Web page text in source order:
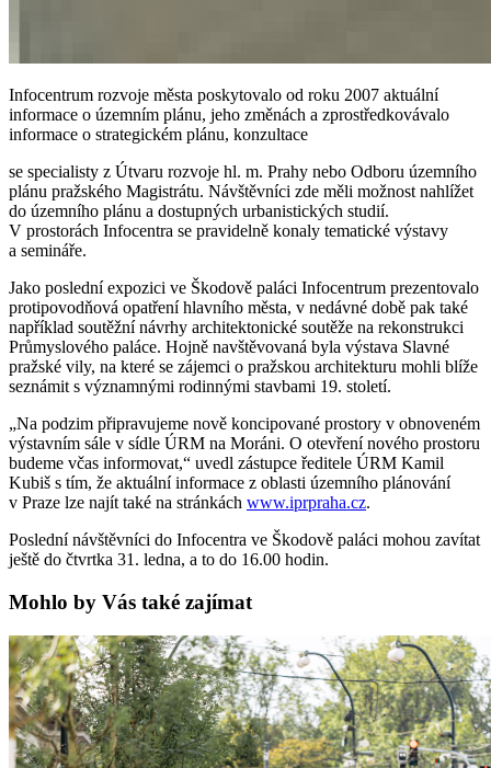
Infocentrum rozvoje města poskytovalo od roku 2007 aktuální
informace o územním plánu, jeho změnách a zprostředkovávalo
informace o strategickém plánu, konzultace
se specialisty z Útvaru rozvoje hl. m. Prahy nebo Odboru územního
plánu pražského Magistrátu. Návštěvníci zde měli možnost nahlížet
do územního plánu a dostupných urbanistických studií.
V prostorách Infocentra se pravidelně konaly tematické výstavy
a semináře.
Jako poslední expozici ve Škodově paláci Infocentrum prezentovalo
protipovodňová opatření hlavního města, v nedávné době pak také
například soutěžní návrhy architektonické soutěže na rekonstrukci
Průmyslového paláce. Hojně navštěvovaná byla výstava Slavné
pražské vily, na které se zájemci o pražskou architekturu mohli blíže
seznámit s významnými rodinnými stavbami 19. století.
„Na podzim připravujeme nově koncipované prostory v obnoveném
výstavním sále v sídle ÚRM na Moráni. O otevření nového prostoru
budeme včas informovat,“ uvedl zástupce ředitele ÚRM Kamil
Kubiš s tím, že aktuální informace z oblasti územního plánování
v Praze lze najít také na stránkách www.iprpraha.cz.
Poslední návštěvníci do Infocentra ve Škodově paláci mohou zavítat
ještě do čtvrtka 31. ledna, a to do 16.00 hodin.
Mohlo by Vás také zajímat